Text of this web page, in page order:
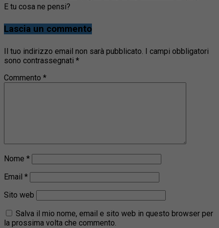
E tu cosa ne pensi?
Lascia un commento
Il tuo indirizzo email non sarà pubblicato. I campi obbligatori
sono contrassegnati *
Commento *
Nome *
Email *
Sito web
Salva il mio nome, email e sito web in questo browser per
la prossima volta che commento.